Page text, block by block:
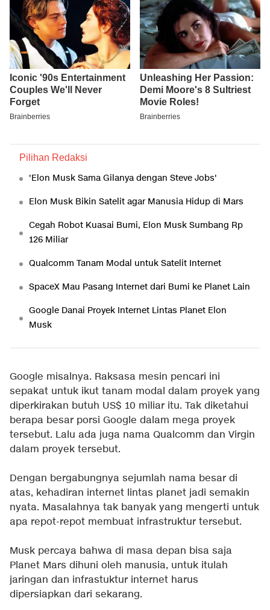
Pilihan Redaksi
'Elon Musk Sama Gilanya dengan Steve Jobs'
Elon Musk Bikin Satelit agar Manusia Hidup di Mars
Cegah Robot Kuasai Bumi, Elon Musk Sumbang Rp
126 Miliar
Qualcomm Tanam Modal untuk Satelit Internet
SpaceX Mau Pasang Internet dari Bumi ke Planet Lain
Google Danai Proyek Internet Lintas Planet Elon
Musk
Google misalnya. Raksasa mesin pencari ini
sepakat untuk ikut tanam modal dalam proyek yang
diperkirakan butuh US$ 10 miliar itu. Tak diketahui
berapa besar porsi Google dalam mega proyek
tersebut. Lalu ada juga nama Qualcomm dan Virgin
dalam proyek tersebut.
Dengan bergabungnya sejumlah nama besar di
atas, kehadiran internet lintas planet jadi semakin
nyata. Masalahnya tak banyak yang mengerti untuk
apa repot-repot membuat infrastruktur tersebut.
Musk percaya bahwa di masa depan bisa saja
Planet Mars dihuni oleh manusia, untuk itulah
jaringan dan infrastuktur internet harus
dipersiapkan dari sekarang.